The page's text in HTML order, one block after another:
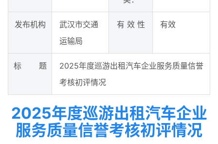
发布机构
武汉市交通
运输局
有 效 性 有效
标 题
2025年度巡游出租汽车企业服务质量信誉
考核初评情况
2025年度巡游出租汽车企业
服务质量信誉考核初评情况